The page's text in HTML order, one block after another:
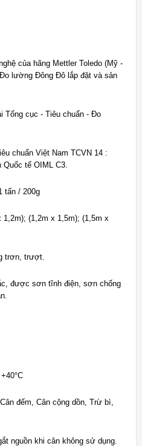
của hãng Mettler Toledo (Mỹ -
lường Đông Đô lắp đặt và sản
Tổng cục - Tiêu chuẩn - Đo
chuẩn Việt Nam TCVN 14 :
Quốc tế OIML C3.
/ 200g
(1,2m x 1,5m); (1,5m x
trơn, trượt.
được sơn tĩnh điện, sơn chống
đếm, Cân cộng dồn, Trừ bì,
nguồn khi cân không sử dụng.